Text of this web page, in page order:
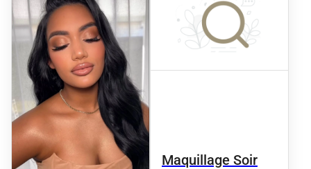
Maquillage Soir